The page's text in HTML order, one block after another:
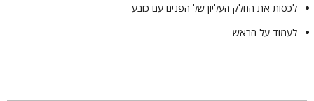
לכסות את החלק העליון של הפנים עם כובע
לעמוד על הראש